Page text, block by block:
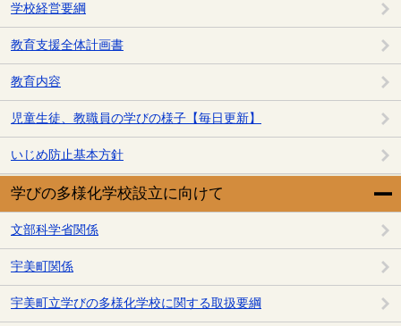
学校経営要綱
教育支援全体計画書
教育内容
児童生徒、教職員の学びの様子【毎日更新】
いじめ防止基本方針
学びの多様化学校設立に向けて
文部科学省関係
宇美町関係
宇美町立学びの多様化学校に関する取扱要綱